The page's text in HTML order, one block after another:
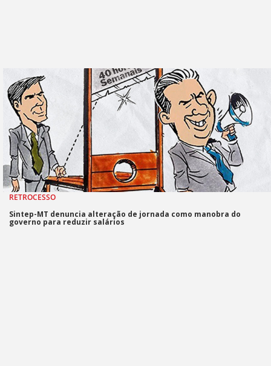
RETROCESSO
Sintep-MT denuncia alteração de jornada como manobra do
governo para reduzir salários